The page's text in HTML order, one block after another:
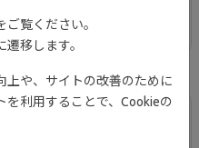
ます。
材
ご覧ください。
移します。
や、サイトの改善のために
を利用することで、Cookieの